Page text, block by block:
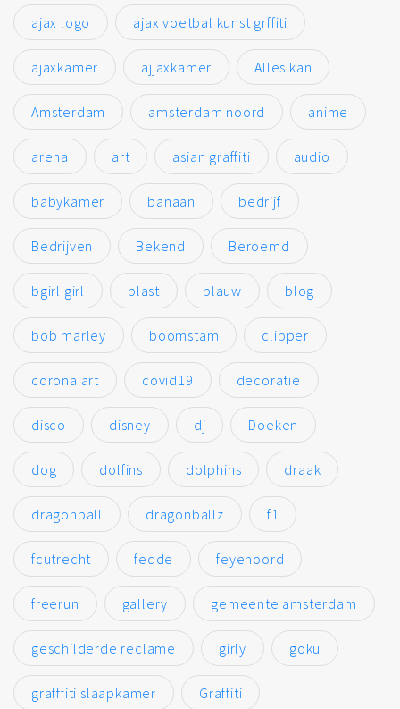
ajax logo ajax voetbal kunst grffiti
ajaxkamer ajjaxkamer Alles kan
Amsterdam amsterdam noord anime
arena art asian graffiti audio
babykamer banaan bedrijf
Bedrijven Bekend Beroemd
bgirl girl blast blauw blog
bob marley boomstam clipper
corona art covid19 decoratie
disco disney dj Doeken
dog dolfins dolphins draak
dragonball dragonballz f1
fcutrecht fedde feyenoord
freerun gallery gemeente amsterdam
geschilderde reclame girly goku
grafffiti slaapkamer Graffiti